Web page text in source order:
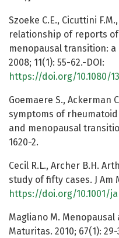
Szoeke C.E., Cicuttini
relationship of reports
menopausal transition:
2008; 11(1): 55-62.-DOI:
https://doi.org/10.1080/
Goemaere S., Ackerman
symptoms of
and menopausal
1620-2.
Cecil R.L., Archer B.H.
study of fifty cases. J Am
https://doi.org/10.1001/
Magliano M.
Maturitas. 2010; 67(1): 29-